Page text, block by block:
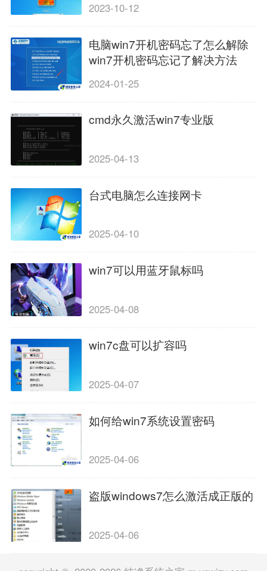
2023-10-12
电脑win7开机密码忘了怎么解除
win7开机密码忘记了解决方法
2024-01-25
cmd永久激活win7专业版
2025-04-13
台式电脑怎么连接网卡
2025-04-10
win7可以用蓝牙鼠标吗
2025-04-08
win7c盘可以扩容吗
2025-04-07
如何给win7系统设置密码
2025-04-06
盗版windows7怎么激活成正版的
2025-04-06